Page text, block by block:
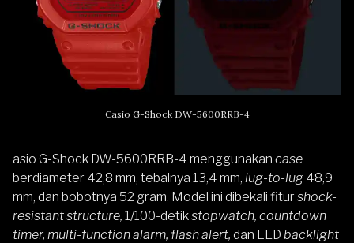
Casio G-Shock DW-5600RRB-4
asio G-Shock DW-5600RRB-4 menggunakan case
berdiameter 42,8 mm, tebalnya 13,4 mm, lug-to-lug 48,9
mm, dan bobotnya 52 gram. Model ini dibekali fitur shock-
resistant structure, 1/100-detikstopwatch, countdown
timer, multi-function alarm, flash alert, dan LED backlight